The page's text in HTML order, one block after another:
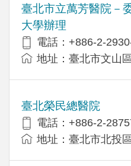
臺北市立萬芳醫院－
大學辦理
電話：+886-2-
地址：臺北市文山
臺北榮民總醫院
電話：+886-2-
地址：臺北市北投